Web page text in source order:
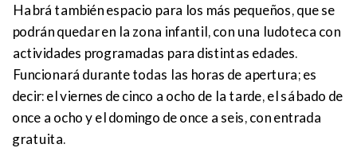
Habrá también espacio para los más pequeños, que se
podrán quedar en la zona infantil, con una ludoteca con
actividades programadas para distintas edades.
Funcionará durante todas las horas de apertura; es
decir: el viernes de cinco a ocho de la tarde, el sábado de
once a ocho y el domingo de once a seis, con entrada
gratuita.